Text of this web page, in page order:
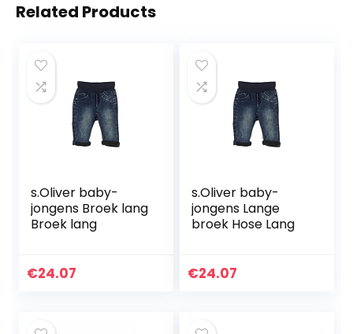
Related Products
s.Oliver baby-
jongens Broek lang
Broek lang
€24.07
s.Oliver baby-
jongens Lange
broek Hose Lang
€24.07